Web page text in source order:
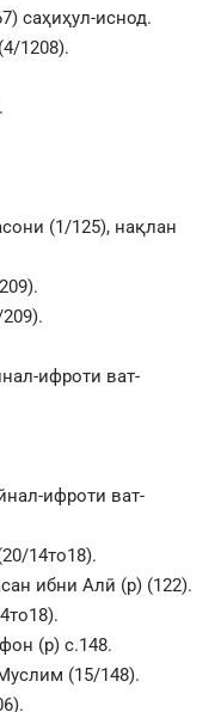
саҳиҳул-иснод.
1208).
(1/125), нақлан
ифроти ват-
ифроти ват-
14то18).
ибни Алӣ (р) (122).
(р) с.148.
(15/148).